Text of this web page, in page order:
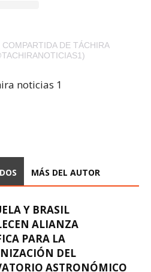
DE TÁCHIRA
noticias 1
MÁS DEL AUTOR
Y BRASIL
ALIANZA
PARA LA
DEL
ASTRONÓMICO